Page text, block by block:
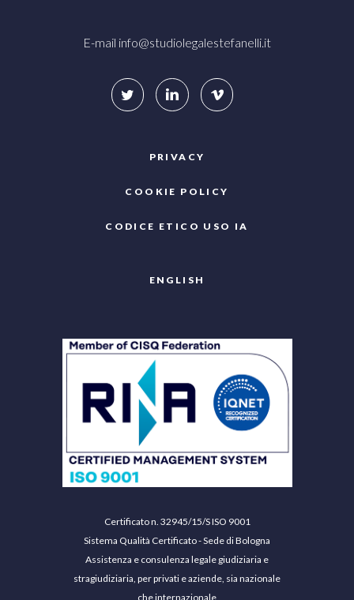
E-mail info@studiolegalestefanelli.it
PRIVACY
COOKIE POLICY
CODICE ETICO USO IA
ENGLISH
Certificato n. 32945/15/S ISO 9001
Sistema Qualità Certificato - Sede di Bologna
Assistenza e consulenza legale giudiziaria e
stragiudiziaria, per privati e aziende, sia nazionale
che internazionale